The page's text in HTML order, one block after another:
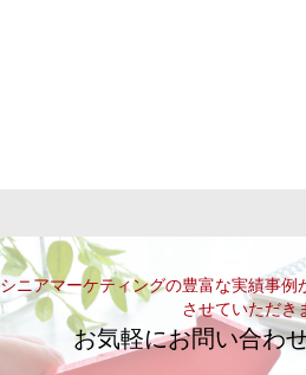
シニアマーケティングの豊富な実績事
させていただき
お気軽にお問い合わ